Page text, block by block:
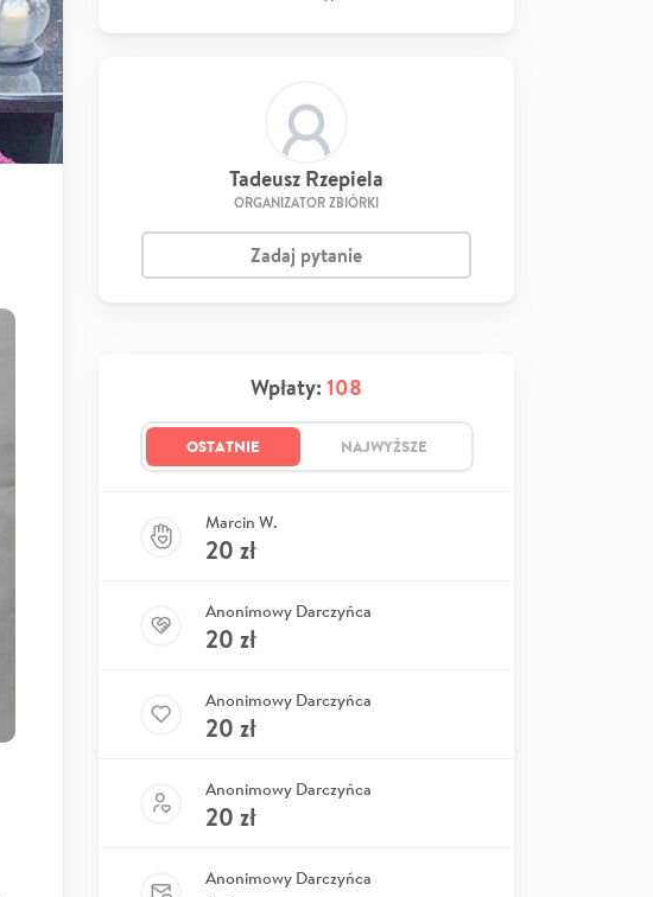
Tadeusz Rzepiela
ORGANIZATOR ZBIÓRKI
Zadaj pytanie
Wpłaty: 108
OSTATNIE NAJWYŻSZE
Marcin W.
20 zł
Anonimowy Darczyńca
20 zł
Anonimowy Darczyńca
20 zł
Anonimowy Darczyńca
20 zł
Anonimowy Darczyńca